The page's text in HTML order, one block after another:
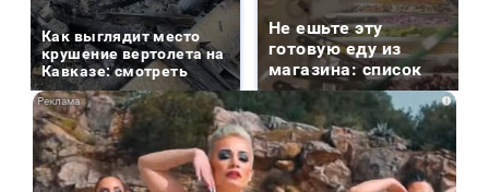
Как выглядит место
крушение вертолета на
Кавказе: смотреть
Не ешьте эту
готовую еду из
магазина: список
i